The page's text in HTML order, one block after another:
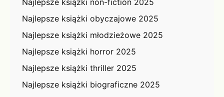
Najlepsze książki non-fiction 2025
Najlepsze książki obyczajowe 2025
Najlepsze książki młodzieżowe 2025
Najlepsze książki horror 2025
Najlepsze książki thriller 2025
Najlepsze książki biograficzne 2025